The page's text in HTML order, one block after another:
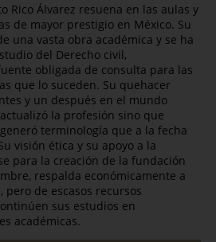
Rico Álvarez resuena en las aulas y
de mayor prestigio en México. Su
una vasta obra académica y se ha
del Derecho civil,
obligada de consulta para las
que lo suceden. Su quehacer
y un después en el mundo
la profesión sino que
terminología que a la fecha
visión ética y su apoyo a la
para la creación de la fundación
respalda económicamente a
pero de escasos recursos
sus estudios en
académicas.